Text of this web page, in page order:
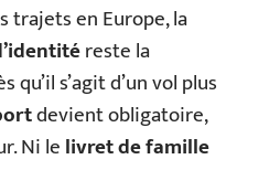
trajets en Europe, la
reste la
qu’il s’agit d’un vol plus
devient obligatoire,
Ni lelivret de famille